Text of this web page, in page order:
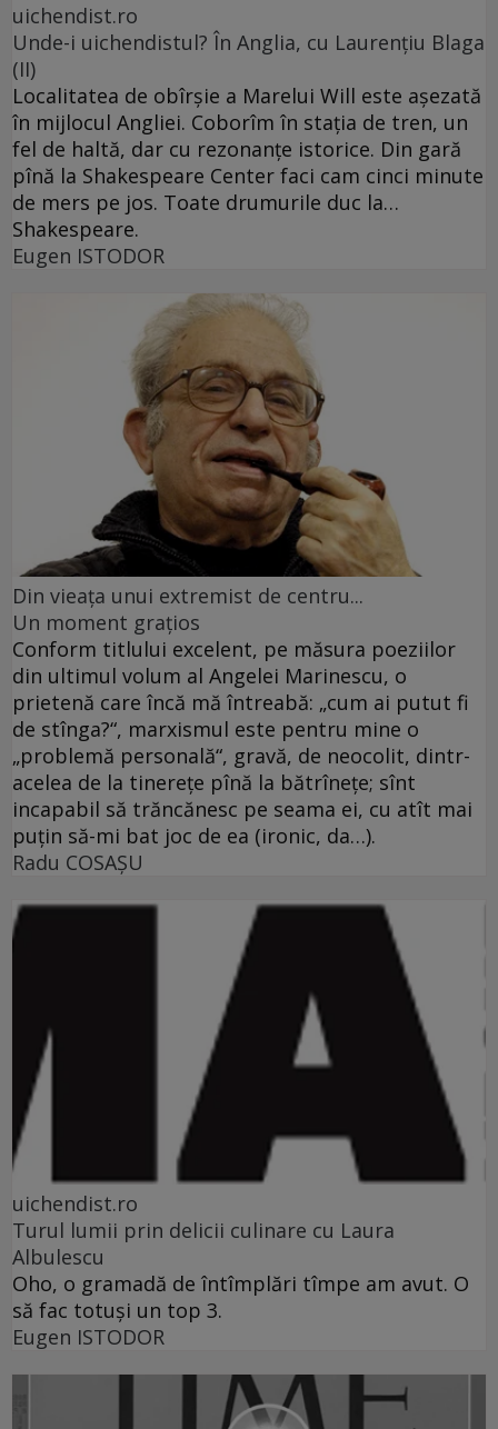
uichendist.ro
Unde-i uichendistul? În Anglia, cu Laurenţiu Blaga
(II)
Localitatea de obîrşie a Marelui Will este aşezată
în mijlocul Angliei. Coborîm în staţia de tren, un
fel de haltă, dar cu rezonanţe istorice. Din gară
pînă la Shakespeare Center faci cam cinci minute
de mers pe jos. Toate drumurile duc la…
Shakespeare.
Eugen ISTODOR
Din vieaţa unui extremist de centru...
Un moment graţios
Conform titlului excelent, pe măsura poeziilor
din ultimul volum al Angelei Marinescu, o
prietenă care încă mă întreabă: „cum ai putut fi
de stînga?“, marxismul este pentru mine o
„problemă personală“, gravă, de neocolit, dintr-
acelea de la tinereţe pînă la bătrîneţe; sînt
incapabil să trăncănesc pe seama ei, cu atît mai
puţin să-mi bat joc de ea (ironic, da…).
Radu COSAŞU
uichendist.ro
Turul lumii prin delicii culinare cu Laura
Albulescu
Oho, o gramadă de întîmplări tîmpe am avut. O
să fac totuşi un top 3.
Eugen ISTODOR